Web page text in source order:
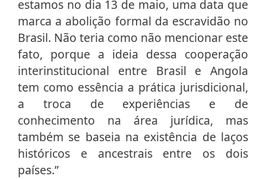
estamos no dia 13 de maio, uma data que
marca a abolição formal da escravidão no
Brasil. Não teria como não mencionar este
fato, porque a ideia dessa cooperação
interinstitucional entre Brasil e Angola
tem como essência a prática jurisdicional,
a troca de experiências e de
conhecimento na área jurídica, mas
também se baseia na existência de laços
históricos e ancestrais entre os dois
países.”